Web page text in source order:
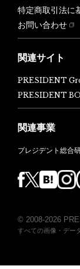
特定商取引法に
お問い合わせ
関連サイト
PRESIDENT
PRESIDENT
関連事業
プレジデント総合
© 2008-2026
すべての画像・デー